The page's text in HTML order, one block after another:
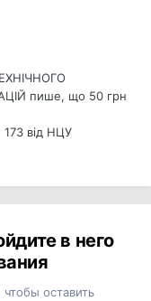
пише, що 50 грн
від НЦУ
в него
оставить